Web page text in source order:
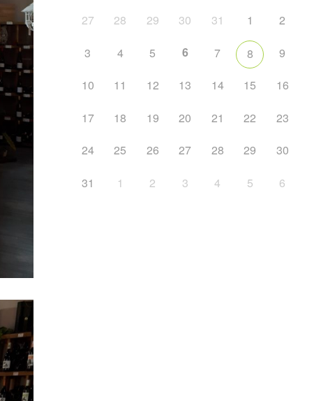
27
28 29 30 31 1 2
3 4 5 6 7 8 9
10 11 12 13 14 15 16
17 18 19 20 21 22 23
24 25 26 27 28 29 30
31 1 2 3 4 5 6